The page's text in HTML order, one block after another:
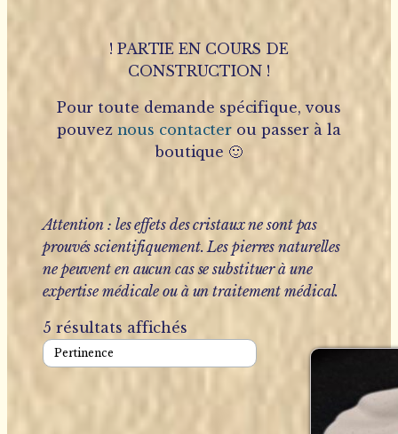
! PARTIE EN COURS DE
CONSTRUCTION !
Pour toute demande spécifique, vous
pouvez nous contacter ou passer à la
boutique 🙂
Attention : les effets des cristaux ne sont pas
prouvés scientifiquement. Les pierres naturelles
ne peuvent en aucun cas se substituer à une
expertise médicale ou à un traitement médical.
5 résultats affichés